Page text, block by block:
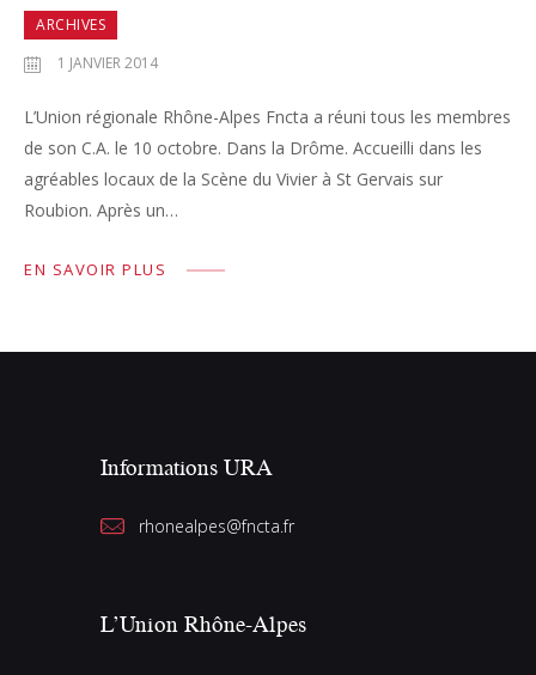
ARCHIVES
1 JANVIER 2014
L’Union régionale Rhône-Alpes Fncta a réuni tous les membres
de son C.A. le 10 octobre. Dans la Drôme. Accueilli dans les
agréables locaux de la Scène du Vivier à St Gervais sur
Roubion. Après un…
EN SAVOIR PLUS
Informations URA
rhonealpes@fncta.fr
L’Union Rhône-Alpes